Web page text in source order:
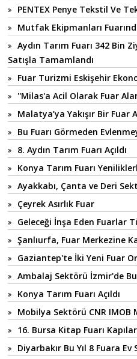
PENTEX Penye Tekstil Ve
Mutfak Ekipmanları
Aydın Tarım Fuarı 342 Bin
Satışla Tamamlandı
Fuar Turizmi Eskişehir
''Milas'a Acil Olarak Fuar
Malatya’ya Yakışır Bir Fuar
Bu Fuarı Görmeden
8. Aydın Tarım Fuarı Açıldı
Konya Tarım Fuarı
Ayakkabı, Çanta ve Deri
Çeyrek Asırlık Fuar
Geleceği İnşa Eden Fuarlar
Şanlıurfa, Fuar Merkezine
Gaziantep'te İki Yeni Fuar
Ambalaj Sektörü İzmir'de
Konya Tarım Fuarı Açıldı
Mobilya Sektörü CNR IMOB
16. Bursa Kitap Fuarı
Diyarbakır Bu Yıl 8 Fuara